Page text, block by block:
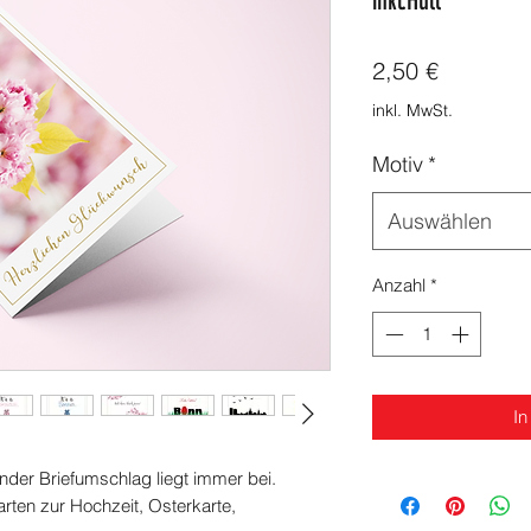
Briefumschlag liegt immer bei.
zur Hochzeit, Osterkarte,
2,50 €Preis
inkl. MwSt.
Motiv *
Auswählen
Anzahl *